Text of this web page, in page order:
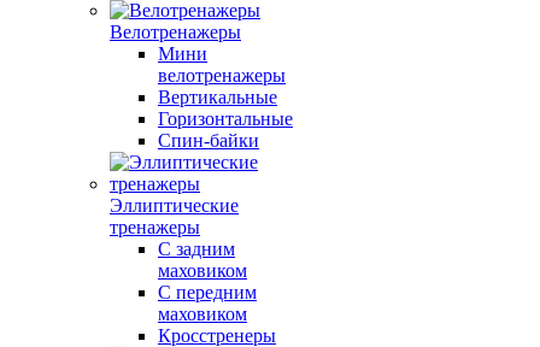
Велотренажеры
Мини
велотренажеры
Вертикальные
Горизонтальные
Спин-байки
Эллиптические
тренажеры
С задним
маховиком
С передним
маховиком
Кросстренеры